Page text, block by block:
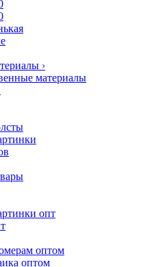
›
материалы
опт
оптом
оптом